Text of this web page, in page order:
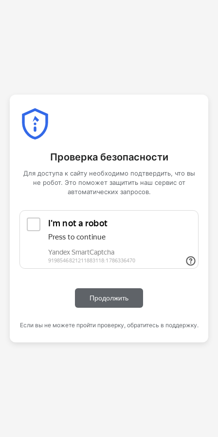
Проверка безопасности
Для доступа к сайту необходимо подтвердить, что вы
не робот. Это поможет защитить наш сервис от
автоматических запросов.
Продолжить
Если вы не можете пройти проверку, обратитесь в поддержку.